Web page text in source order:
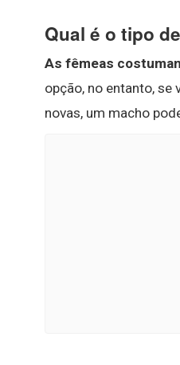
Qual é o tipo
As fêmeas
opção, no entanto, se
novas, um macho